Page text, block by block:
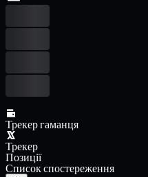
Трекер гаманця
Трекер
Позиції
Список спостереження